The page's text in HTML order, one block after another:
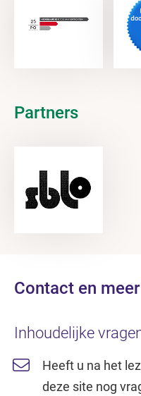
Partners
Contact en
Inhoudelijke
Heeft u na het
deze site nog